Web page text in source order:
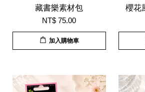
藏書樂素材包
NT$ 75.00
加入購物車
櫻花